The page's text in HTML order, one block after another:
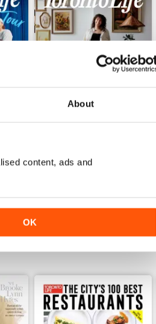
About
content, ads and
OK
Acquista per€7,99